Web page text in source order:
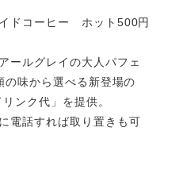
ドコーヒー ホット500円
ールグレイの大人パフェ
味から選べる新登場の
ンク代」を提供。
電話すれば取り置きも可